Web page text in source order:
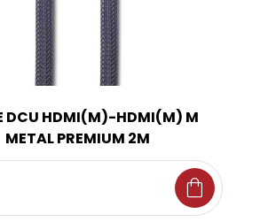
DCU HDMI(M)-HDMI(M) M
METAL PREMIUM 2M
shopping_bag